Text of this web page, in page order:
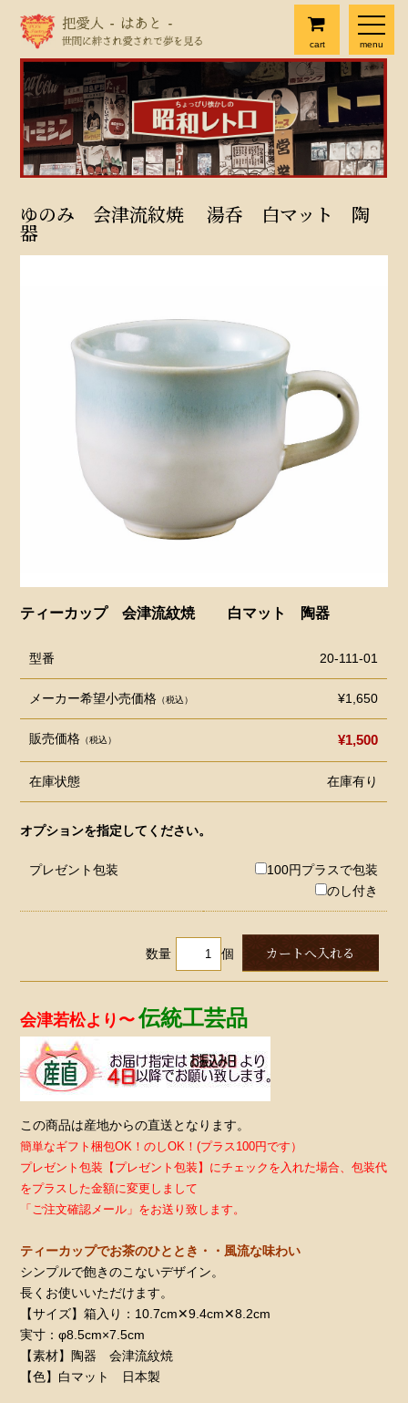
menu
cart
ゆのみ 会津流紋焼 湯呑 白マット 陶
器
ティーカップ 会津流紋焼 白マット 陶器
型番 20-111-01
メーカー希望小売価格 （税込） ¥1,650
販売価格 （税込） ¥1,500
在庫状態 在庫有り
オプションを指定してください。
プレゼント包装
100円プラスで包装
のし付き
数量 個
会津若松より〜 伝統工芸品
この商品は産地からの直送となります。
簡単なギフト梱包OK！のしOK！(プラス100円です）
プレゼント包装【プレゼント包装】にチェックを入れた場合、包装代
をプラスした金額に変更しまして
「ご注文確認メール」をお送り致します。
ティーカップでお茶のひととき・・風流な味わい
シンプルで飽きのこないデザイン。
長くお使いいただけます。
【サイズ】箱入り：10.7cm✕9.4cm✕8.2cm
実寸：φ8.5cm×7.5cm
【素材】陶器 会津流紋焼
【色】白マット 日本製